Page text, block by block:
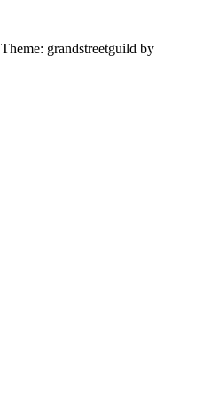
Theme: grandstreetguild by